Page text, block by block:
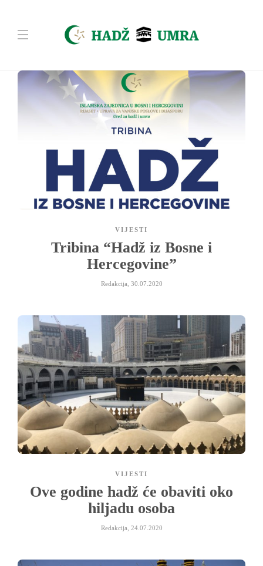
VIJESTI
Tribina “Hadž iz Bosne i
Hercegovine”
Redakcija 30.07.2020
VIJESTI
Ove godine hadž će obaviti oko
hiljadu osoba
Redakcija 24.07.2020